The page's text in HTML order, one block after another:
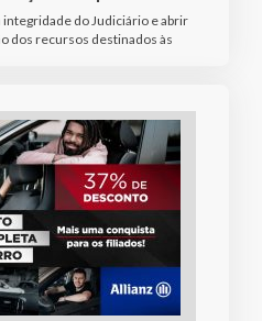
do Judiciário e abrir
dos recursos destinados às